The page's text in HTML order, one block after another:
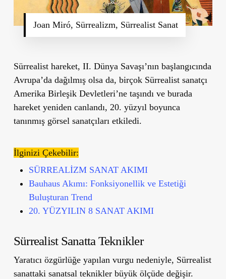
Joan Miró, Sürrealizm, Sürrealist Sanat
Sürrealist hareket, II. Dünya Savaşı’nın başlangıcında
Avrupa’da dağılmış olsa da, birçok Sürrealist sanatçı
Amerika Birleşik Devletleri’ne taşındı ve burada
hareket yeniden canlandı, 20. yüzyıl boyunca
tanınmış görsel sanatçıları etkiledi.
İlginizi Çekebilir:
SÜRREALİZM SANAT AKIMI
Bauhaus Akımı: Fonksiyonellik ve Estetiği
Buluşturan Trend
20. YÜZYILIN 8 SANAT AKIMI
Sürrealist Sanatta Teknikler
Yaratıcı özgürlüğe yapılan vurgu nedeniyle, Sürrealist
sanattaki sanatsal teknikler büyük ölçüde değişir.